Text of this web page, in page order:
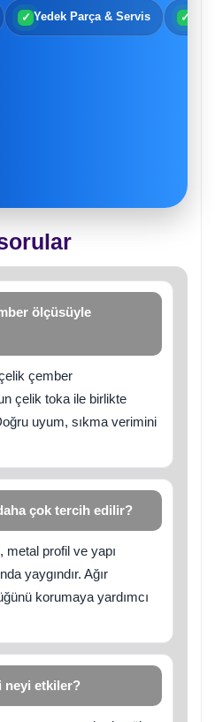
✓ Yedek Parça & Servis ✓
ölçüsüyle
çember
çelik toka ile birlikte
uyum, sıkma verimini
çok tercih edilir?
profil ve yapı
yaygındır. Ağır
korumaya yardımcı
neyi etkiler?